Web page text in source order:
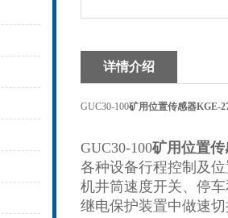
详情介绍
GUC30-100矿用位置传感器KGE-
GUC30-100矿用位置
各种设备行程控制及
机井筒速度开关、停
继电保护装置中做速